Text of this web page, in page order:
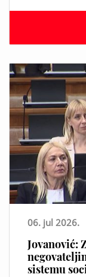
06. jul 2026.
Jovanović:
sistemu